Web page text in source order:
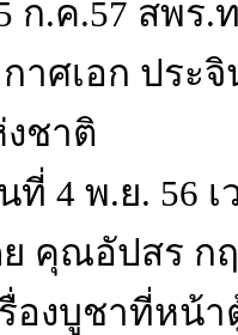
ก.ค.57 สพร
าศเอก ประ
ชาติ
ที่ 4 พ.ย. 56
คุณอัปสร ก
องบูชาที่หน้